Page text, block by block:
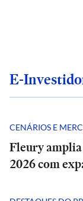
E-
CENÁRIOS E
Fleury
2026 com